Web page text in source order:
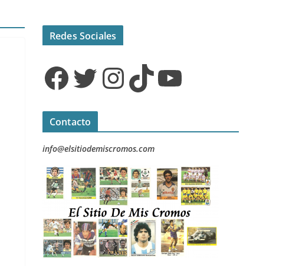
Redes Sociales
Facebook Twitter InstagramTikTok YouTube
Contacto
info@elsitiodemiscromos.com